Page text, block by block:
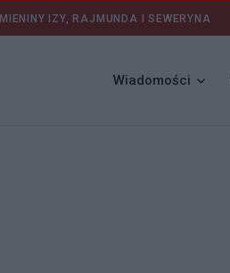
IMIENINY IZY, RAJMUNDA I SEWERYNA
Wiadomości